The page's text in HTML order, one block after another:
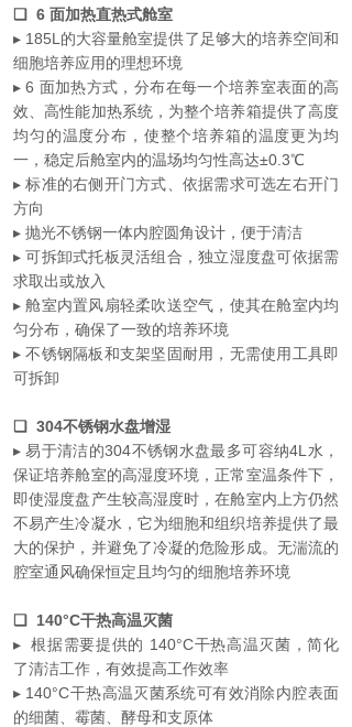
❏ 6 面加热直热式舱室
▸ 185L的大容量舱室提供了足够大的培养空间和
细胞培养应用的理想环境
▸ 6 面加热方式，分布在每一个培养室表面的高
效、高性能加热系统，为整个培养箱提供了高度
均匀的温度分布，使整个培养箱的温度更为均
一，稳定后舱室内的温场均匀性高达±0.3℃
▸ 标准的右侧开门方式、依据需求可选左右开门
方向
▸ 抛光不锈钢一体内腔圆角设计，便于清洁
▸ 可拆卸式托板灵活组合，独立湿度盘可依据需
求取出或放入
▸ 舱室内置风扇轻柔吹送空气，使其在舱室内均
匀分布，确保了一致的培养环境
▸ 不锈钢隔板和支架坚固耐用，无需使用工具即
可拆卸
❏ 304不锈钢水盘增湿
▸ 易于清洁的304不锈钢水盘最多可容纳4L水，
保证培养舱室的高湿度环境，正常室温条件下，
即使湿度盘产生较高湿度时，在舱室内上方仍然
不易产生冷凝水，它为细胞和组织培养提供了最
大的保护，并避免了冷凝的危险形成。无湍流的
腔室通风确保恒定且均匀的细胞培养环境
❏ 140°C干热高温灭菌
▸ 根据需要提供的 140°C干热高温灭菌，简化
了清洁工作，有效提高工作效率
▸ 140°C干热高温灭菌系统可有效消除内腔表面
的细菌、霉菌、酵母和支原体